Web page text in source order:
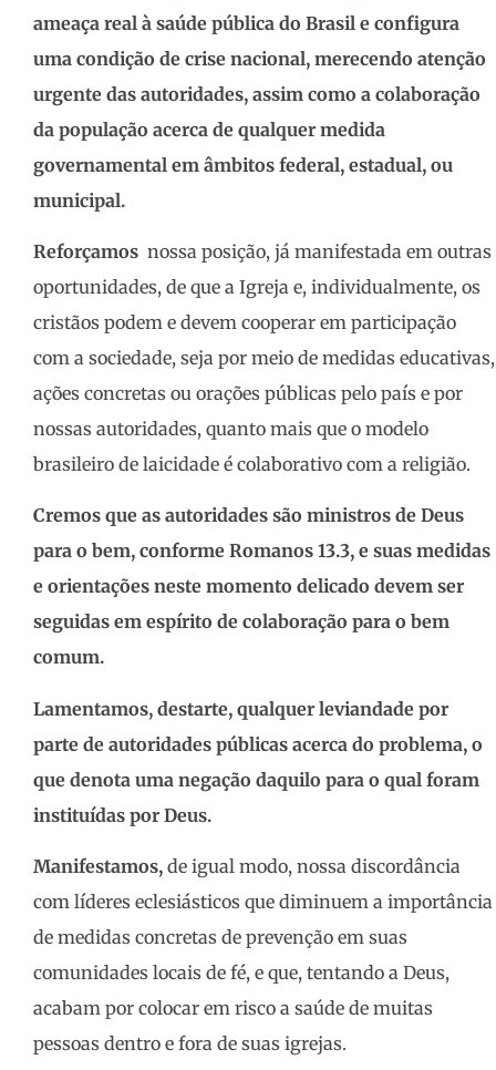
ameaça real à saúde pública do Brasil e configura
uma condição de crise nacional, merecendo atenção
urgente das autoridades, assim como a colaboração
da população acerca de qualquer medida
governamental em âmbitos federal, estadual, ou
municipal.
Reforçamos nossa posição, já manifestada em outras
oportunidades, de que a Igreja e, individualmente, os
cristãos podem e devem cooperar em participação
com a sociedade, seja por meio de medidas educativas,
ações concretas ou orações públicas pelo país e por
nossas autoridades, quanto mais que o modelo
brasileiro de laicidade é colaborativo com a religião.
Cremos que as autoridades são ministros de Deus
para o bem, conforme Romanos 13.3, e suas medidas
e orientações neste momento delicado devem ser
seguidas em espírito de colaboração para o bem
comum.
Lamentamos, destarte, qualquer leviandade por
parte de autoridades públicas acerca do problema, o
que denota uma negação daquilo para o qual foram
instituídas por Deus.
Manifestamos, de igual modo, nossa discordância
com líderes eclesiásticos que diminuem a importância
de medidas concretas de prevenção em suas
comunidades locais de fé, e que, tentando a Deus,
acabam por colocar em risco a saúde de muitas
pessoas dentro e fora de suas igrejas.